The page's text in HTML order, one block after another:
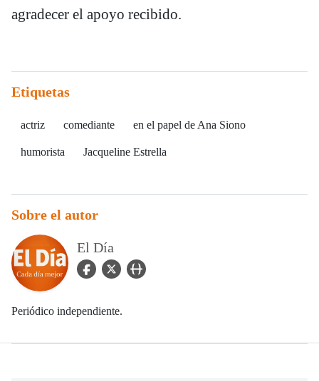
agradecer el apoyo recibido.
Etiquetas
actriz comediante en el papel de Ana Siono
humorista Jacqueline Estrella
Sobre el autor
El Día
facebook Icon
twitter Iconuser_url Icon
Periódico independiente.